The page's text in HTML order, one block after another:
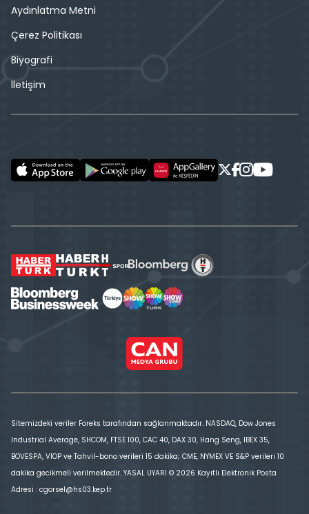
Aydınlatma Metni
Çerez Politikası
Biyografi
İletişim
Sitemizdeki veriler Foreks tarafından sağlanmaktadır. NASDAQ, Dow Jones
Industrial Average, SHCOM, FTSE 100, CAC 40, DAX 30, Hang Seng, IBEX 35,
BOVESPA, VİOP ve Tahvil-bono verileri 15 dakika; CME, NYMEX VE S&P verileri 10
dakika gecikmeli verilmektedir. YASAL UYARI © 2026 Kayıtlı Elektronik Posta
Adresi : cgorsel@hs03.kep.tr